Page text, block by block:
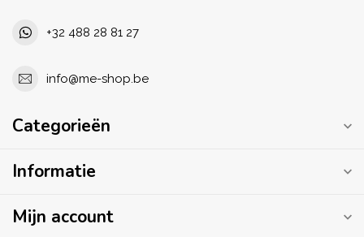
+32 488 28 81 27
info@me-shop.be
Categorieën
Informatie
Mijn account